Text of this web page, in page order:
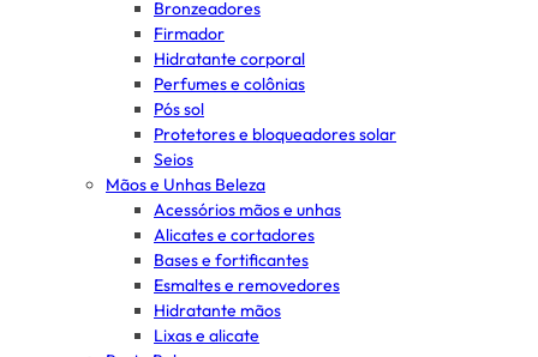
Bronzeadores
Firmador
Hidratante corporal
Perfumes e colônias
Pós sol
Protetores e bloqueadores solar
Seios
Mãos e Unhas Beleza
Acessórios mãos e unhas
Alicates e cortadores
Bases e fortificantes
Esmaltes e removedores
Hidratante mãos
Lixas e alicate